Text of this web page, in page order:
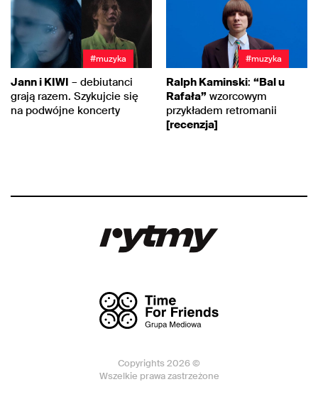
#muzyka
Jann i KIWI – debiutanci
grają razem. Szykujcie się
na podwójne koncerty
#muzyka
Ralph Kaminski: “Bal u
Rafała” wzorcowym
przykładem retromanii
[recenzja]
Copyrights 2026 ©
Wszelkie prawa zastrzeżone